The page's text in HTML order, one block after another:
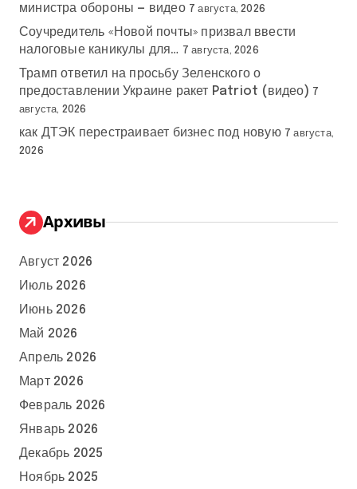
министра обороны — видео 7 августа, 2026
Соучредитель «Новой почты» призвал ввести
налоговые каникулы для… 7 августа, 2026
Трамп ответил на просьбу Зеленского о
предоставлении Украине ракет Patriot (видео) 7
августа, 2026
как ДТЭК перестраивает бизнес под новую 7 августа,
2026
Архивы
Август 2026
Июль 2026
Июнь 2026
Май 2026
Апрель 2026
Март 2026
Февраль 2026
Январь 2026
Декабрь 2025
Ноябрь 2025